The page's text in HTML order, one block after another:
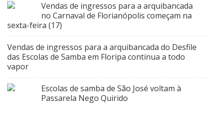
Vendas de ingressos para a arquibancada
no Carnaval de Florianópolis começam na
sexta-feira (17)
Vendas de ingressos para a arquibancada do Desfile
das Escolas de Samba em Floripa continua a todo
vapor
Escolas de samba de São José voltam à
Passarela Nego Quirido